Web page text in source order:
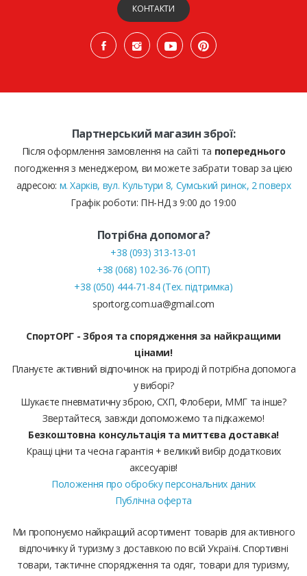
КОНТАКТИ
Партнерський магазин зброї:
Після оформлення замовлення на сайті та попереднього
погодження з менеджером, ви можете забрати товар за цією
адресою: м. Харків, вул. Культури 8, Сумський ринок, 2 поверх
Графік роботи: ПН-НД з 9:00 до 19:00
Потрібна допомога?
+38 (093) 313-13-01
+38 (068) 102-36-76 (ОПТ)
+38 (050) 444-71-84 (Тех. підтримка)
sportorg.com.ua@gmail.com
СпортОРГ - Зброя та спорядження за найкращими
цінами!
Плануєте активний відпочинок на природі й потрібна допомога
у виборі?
Шукаєте пневматичну зброю, СХП, Флобери, ММГ та інше?
Звертайтеся, завжди допоможемо та підкажемо!
Безкоштовна консультація та миттєва доставка!
Кращі ціни та чесна гарантія + великий вибір додаткових
аксесуарів!
Положення про обробку персональних даних
Публічна оферта
Ми пропонуємо найкращий асортимент товарів для активного
відпочинку й туризму з доставкою по всій Україні. Спортивні
товари, тактичне спорядження та одяг, товари для туризму,